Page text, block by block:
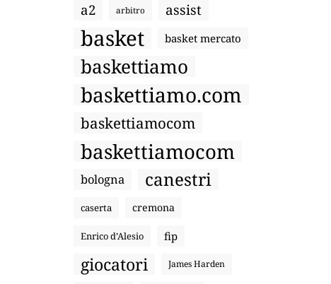
a2 arbitro assist
basket basket mercato
baskettiamo
baskettiamo.com
baskettiamocom
baskettiamocom
bologna canestri
caserta cremona
Enrico d’Alesio fip
giocatori James Harden